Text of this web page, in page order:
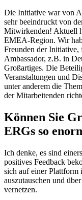
Die Initiative war von
sehr beeindruckt von
Mitwirkenden! Aktuell
EMEA-Region. Wir
Freunden der
Ambassador, z.B. in
Großartiges. Die
Veranstaltungen und
unter anderem die
der Mitarbeitenden
Können Sie
ERGs so
Ich denke, es sind
positives Feedback
sich auf einer Plattform
auszutauschen und
vernetzen.